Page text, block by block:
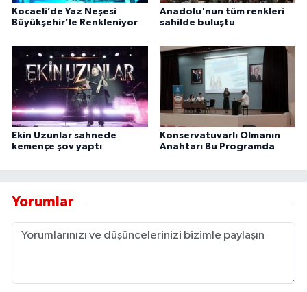
Kocaeli’de Yaz Neşesi
Büyükşehir’le Renkleniyor
Anadolu'nun tüm renkleri
sahilde buluştu
Ekin Uzunlar sahnede
kemençe şov yaptı
Konservatuvarlı Olmanın
Anahtarı Bu Programda
Yorumlar